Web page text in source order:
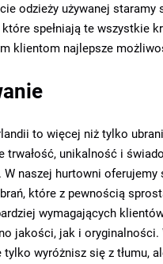
odzieży używanej staramy
spełniają te wszystkie
klientom najlepsze
to więcej niż tylko
trwałość, unikalność i
W naszej hurtowni oferujemy
które z pewnością
wymagających
jakości, jak i oryginalności.
tylko wyróżnisz się z tłumu,